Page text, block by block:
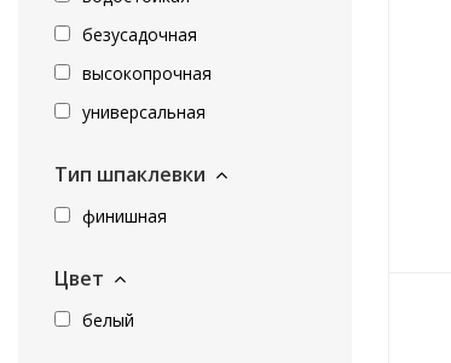
безусадочная
высокопрочная
универсальная
Тип шпаклевки
финишная
Цвет
белый